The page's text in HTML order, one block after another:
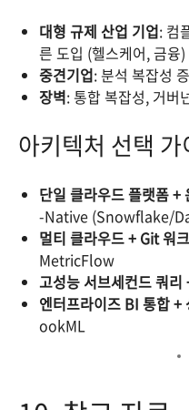
대형 규제 산업 기업: 컴
른 도입 (헬스케어, 금융)
중견기업: 분석 복잡성
장벽: 통합 복잡성, 거버
아키텍처 선택 가
단일 클라우드 플랫폼 +
-Native (Snowflake/
멀티 클라우드 + Git 워
MetricFlow
고성능 서브세컨드 쿼리
엔터프라이즈 BI 통합 +
ookML